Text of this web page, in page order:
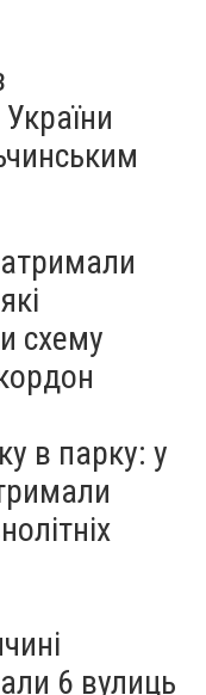
схему
в парку: у
6 вулиць